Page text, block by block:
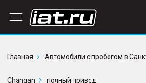
Главная
Автомобили с пробегом в
Changan полный привод